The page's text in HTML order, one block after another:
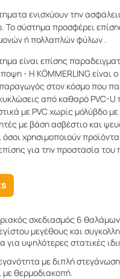
ενισχύουν την
Το σύ­στη­μα προσφέρει
ή πολλαπλών φύλων .
είναι επίσης
- Η KÖMMERLING είναι
στον κόσμο που
από καθαρό PVC-
με PVC χωρίς μόλύβδο με
με βάση ασβέστιο και
όσοι χρησιμοποιούν
για την προστασία του
σχεδιασμός 6 θαλάμων
μεγέθους και
για υψηλότερες στατικές
με διπλή
με θερμοδιακοπή.